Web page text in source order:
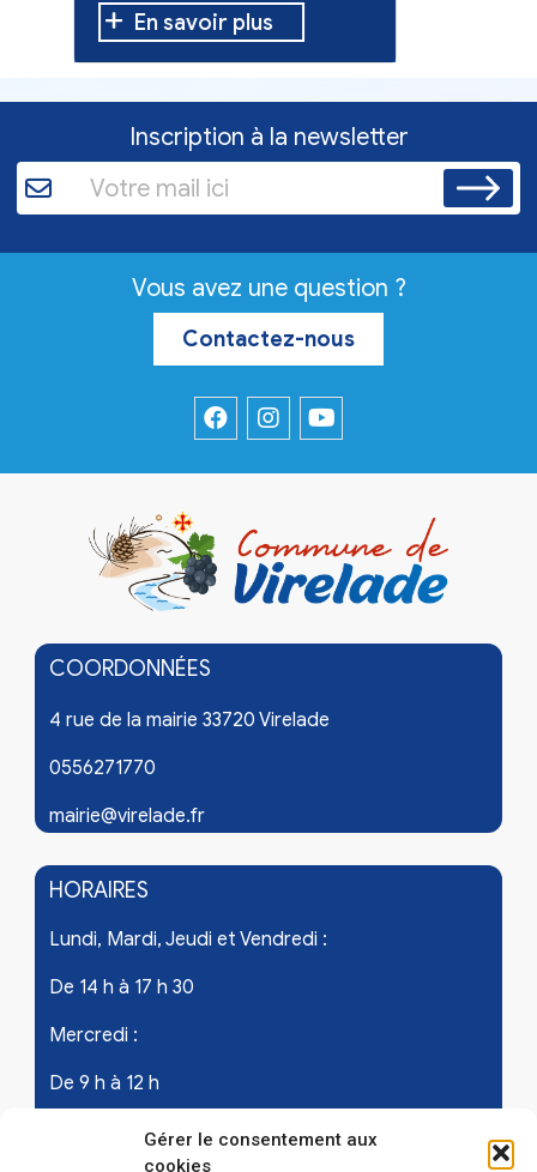
Gérer le consentement aux
cookies
En savoir plus
Inscription à la newsletter
Vous avez une question ?
Contactez-nous
COORDONNÉES
4 rue de la mairie 33720 Virelade
0556271770
mairie@virelade.fr
HORAIRES
Lundi, Mardi, Jeudi et Vendredi :
De 14 h à 17 h 30
Mercredi :
De 9 h à 12 h
Samedi - les 1er et 3ème de chaque mois :